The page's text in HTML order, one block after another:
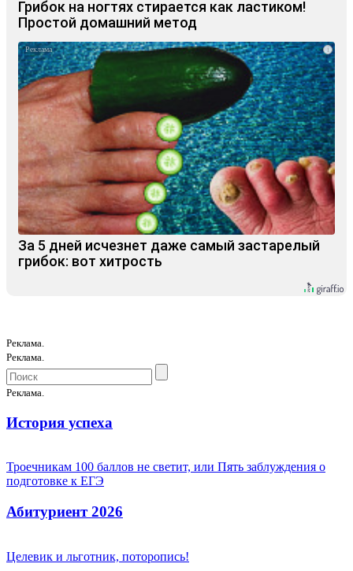
Грибок на ногтях стирается как ластиком!
Простой домашний метод
i
За 5 дней исчезнет даже самый застарелый
грибок: вот хитрость
Реклама.
Реклама.
Реклама.
История успеха
Троечникам 100 баллов не светит, или Пять заблуждения о
подготовке к ЕГЭ
Абитуриент 2026
Целевик и льготник, поторопись!